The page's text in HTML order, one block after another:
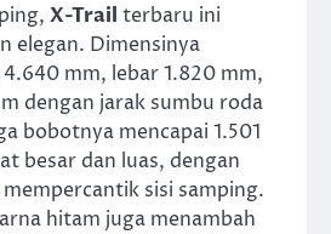
X-Trail terbaru ini
elegan. Dimensinya
mm, lebar 1.820 mm,
dengan jarak sumbu roda
bobotnya mencapai 1.501
besar dan luas, dengan
sisi samping.
hitam juga menambah